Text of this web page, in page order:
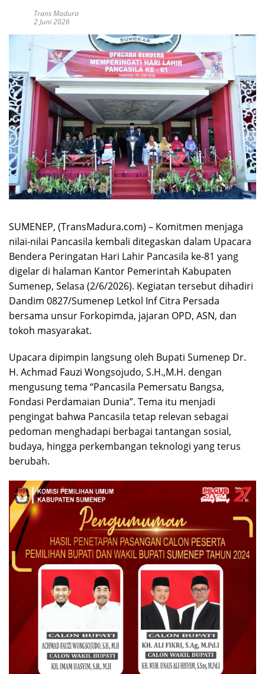
Trans Madura
2 Juni 2026
SUMENEP, (TransMadura.com) – Komitmen menjaga
nilai-nilai Pancasila kembali ditegaskan dalam Upacara
Bendera Peringatan Hari Lahir Pancasila ke-81 yang
digelar di halaman Kantor Pemerintah Kabupaten
Sumenep, Selasa (2/6/2026). Kegiatan tersebut dihadiri
Dandim 0827/Sumenep Letkol Inf Citra Persada
bersama unsur Forkopimda, jajaran OPD, ASN, dan
tokoh masyarakat.
Upacara dipimpin langsung oleh Bupati Sumenep Dr.
H. Achmad Fauzi Wongsojudo, S.H.,M.H. dengan
mengusung tema “Pancasila Pemersatu Bangsa,
Fondasi Perdamaian Dunia”. Tema itu menjadi
pengingat bahwa Pancasila tetap relevan sebagai
pedoman menghadapi berbagai tantangan sosial,
budaya, hingga perkembangan teknologi yang terus
berubah.